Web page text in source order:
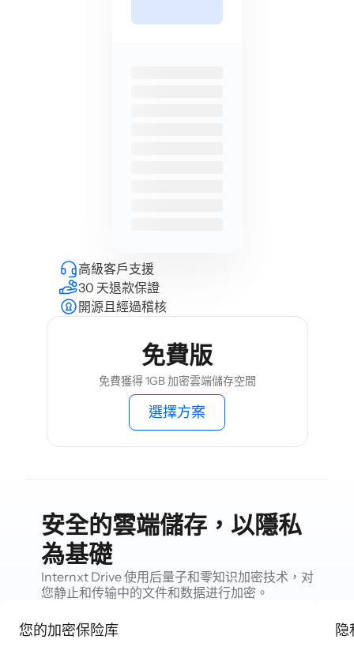
高級客戶支援
30 天退款保證
開源且經過稽核
免費版
免費獲得 1GB 加密雲端儲存空間
選擇方案
安全的雲端儲存，以隱私
為基礎
Internxt Drive 使用后量子和零知识加密技术，对
您静止和传输中的文件和数据进行加密。
您的加密保险库